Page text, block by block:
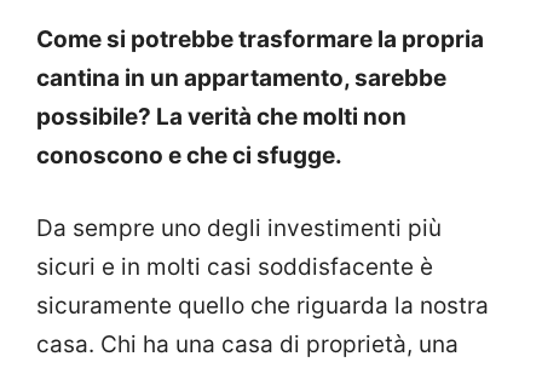
Come si potrebbe trasformare la propria
cantina in un appartamento, sarebbe
possibile? La verità che molti non
conoscono e che ci sfugge.
Da sempre uno degli investimenti più
sicuri e in molti casi soddisfacente è
sicuramente quello che riguarda la nostra
casa. Chi ha una casa di proprietà, una